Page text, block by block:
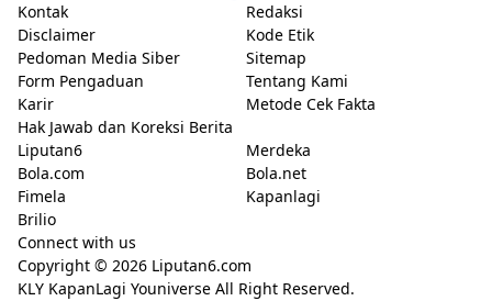
Kontak
Redaksi
Disclaimer
Kode Etik
Pedoman Media Siber
Sitemap
Form Pengaduan
Tentang Kami
Karir
Metode Cek Fakta
Hak Jawab dan Koreksi Berita
Liputan6
Merdeka
Bola.com
Bola.net
Fimela
Kapanlagi
Brilio
Connect with us
Copyright © 2026 Liputan6.com
KLY KapanLagi Youniverse All Right Reserved.